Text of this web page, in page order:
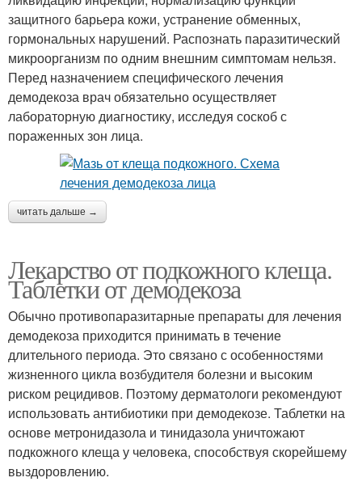
защитного барьера кожи, устранение обменных,
гормональных нарушений. Распознать паразитический
микроорганизм по одним внешним симптомам нельзя.
Перед назначением специфического лечения
демодекоза врач обязательно осуществляет
лабораторную диагностику, исследуя соскоб с
пораженных зон лица.
читать дальше →
Лекарство от подкожного клеща.
Таблетки от демодекоза
Обычно противопаразитарные препараты для лечения
демодекоза приходится принимать в течение
длительного периода. Это связано с особенностями
жизненного цикла возбудителя болезни и высоким
риском рецидивов. Поэтому дерматологи рекомендуют
использовать антибиотики при демодекозе. Таблетки на
основе метронидазола и тинидазола уничтожают
подкожного клеща у человека, способствуя скорейшему
выздоровлению.